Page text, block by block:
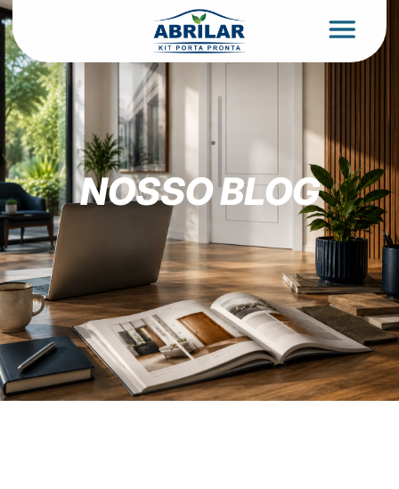
NOSSO BLOG